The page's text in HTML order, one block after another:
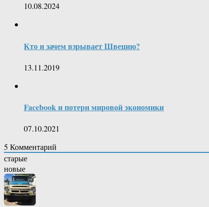
10.08.2024
Кто и зачем взрывает Швецию?
13.11.2019
Facebook и потери мировой экономики
07.10.2021
5 Комментарий
старые
новые